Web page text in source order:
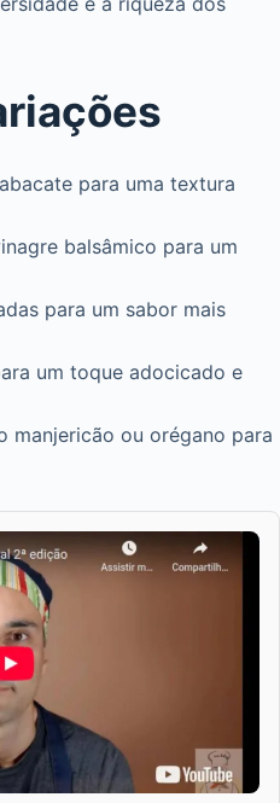
para uma textura
balsâmico para um
para um sabor mais
um toque adocicado e
manjericão ou orégano para